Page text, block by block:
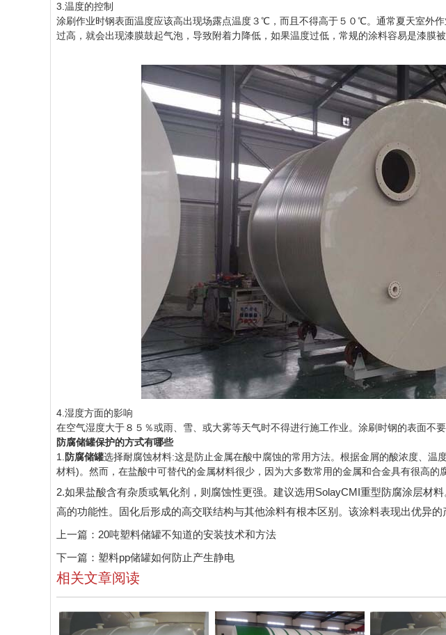
3.温度的控制
涂刷作业时钢表面温度应该高出现场露点温度３℃，而且不得高于５０℃。通常夏天室外
过高，就会出现漆膜鼓起气泡，导致附着力降低，如果温度过低，常规的涂料容易是漆膜被
4.湿度方面的影响
在空气湿度大于８５％或雨、雪、或大雾等天气时不得进行施工作业。涂刷时钢的表面不要
防腐储罐保护的方式有哪些
1. 防腐储罐选择耐腐蚀材料:这是防止金属在酸中腐蚀的常用方法。根据金屑的酸浓度、温
材料)。然而，在盐酸中可替代的金属材料很少，因为大多数常用的金属和合金具有很高的
2.如果盐酸含有杂质或氧化剂，则腐蚀性更强。建议选用SolayCMI重型防腐涂层材
高的功能性。固化后形成的高交联结构与其他涂料有根本区别。该涂料表现出优异的
上一篇： 20吨塑料储罐不知道的安装技术和方法
下一篇： 塑料pp储罐如何防止产生静电
相关文章阅读